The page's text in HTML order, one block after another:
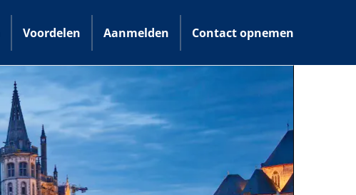
Voordelen Aanmelden Contact opnemen